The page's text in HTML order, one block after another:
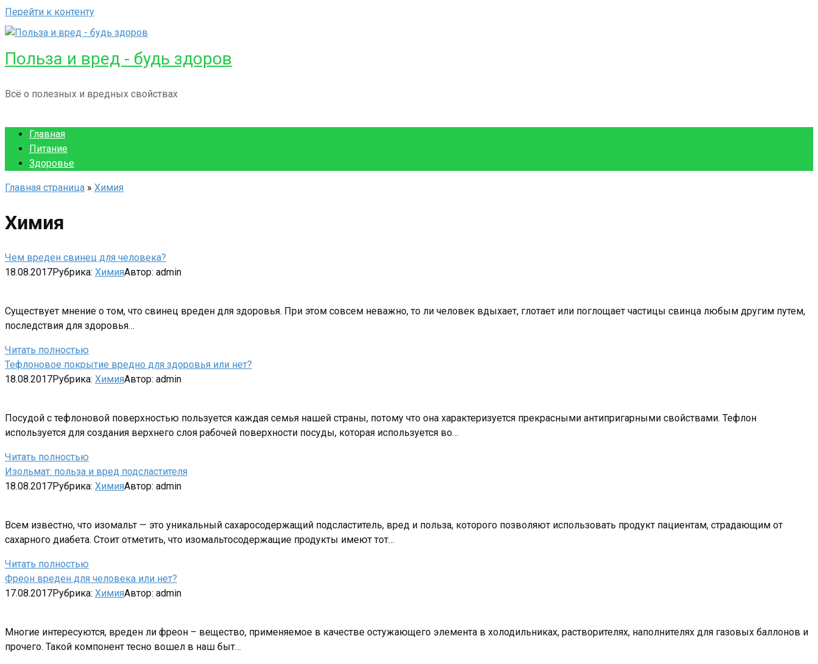
Перейти к контенту
Польза и вред - будь здоров
Всё о полезных и вредных свойствах
Главная
Питание
Здоровье
Главная страница » Химия
Химия
Чем вреден свинец для человека?
18.08.2017Рубрика: ХимияАвтор: admin
Существует мнение о том, что свинец вреден для здоровья. При этом совсем неважно, то ли человек вдыхает, глотает или поглощает частицы свинца любым другим путем,
последствия для здоровья…
Читать полностью
Тефлоновое покрытие вредно для здоровья или нет?
18.08.2017Рубрика: ХимияАвтор: admin
Посудой с тефлоновой поверхностью пользуется каждая семья нашей страны, потому что она характеризуется прекрасными антипригарными свойствами. Тефлон
используется для создания верхнего слоя рабочей поверхности посуды, которая используется во…
Читать полностью
Изольмат: польза и вред подсластителя
18.08.2017Рубрика: ХимияАвтор: admin
Всем известно, что изомальт — это уникальный сахаросодержащий подсластитель, вред и польза, которого позволяют использовать продукт пациентам, страдающим от
сахарного диабета. Стоит отметить, что изомальтосодержащие продукты имеют тот…
Читать полностью
Фреон вреден для человека или нет?
17.08.2017Рубрика: ХимияАвтор: admin
Многие интересуются, вреден ли фреон – вещество, применяемое в качестве остужающего элемента в холодильниках, растворителях, наполнителях для газовых баллонов и
прочего. Такой компонент тесно вошел в наш быт…